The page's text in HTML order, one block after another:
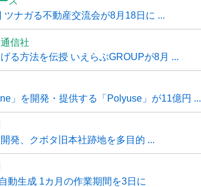
ナガる不動産交流会が8月18日に ...
信社
る方法を伝授 いえらぶGROUPが8月 ...
」を開発・提供する「Polyuse」が11億円 ...
発、クボタ旧本社跡地を多目的 ...
動生成 1カ月の作業期間を3日に